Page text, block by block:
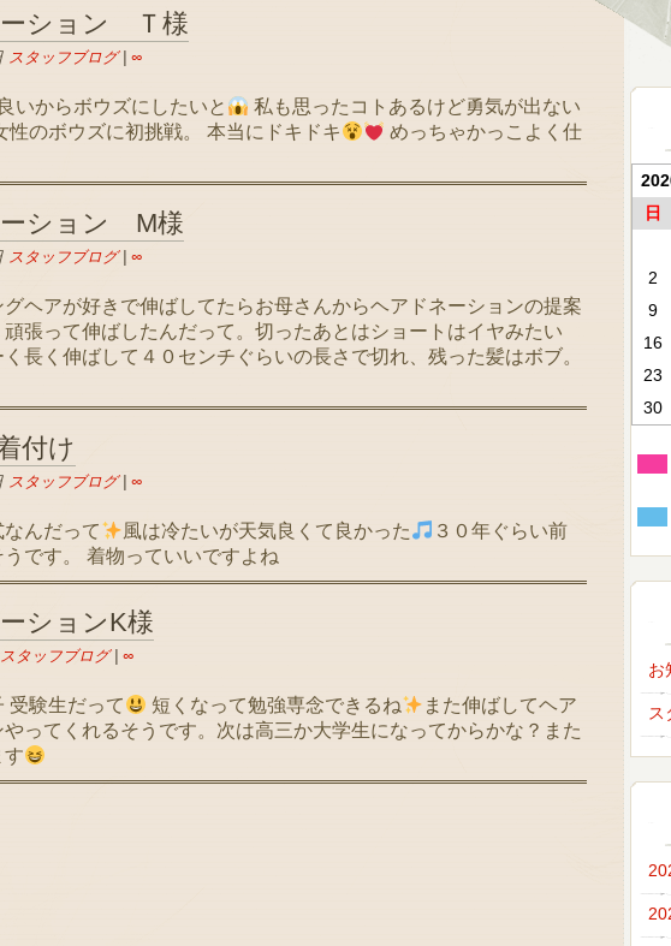
ション Ｔ様
スタッフブログ| ∞
いからボウズにしたいと
私も思ったコトあるけど勇気が出ない
性のボウズに初挑戦。 本当にドキドキ
めっちゃかっこよく仕
ション M様
スタッフブログ| ∞
ヘアが好きで伸ばしてたらお母さんからヘアドネーションの提案
頑張って伸ばしたんだって。切ったあとはショートはイヤみたい
長く伸ばして４０センチぐらいの長さで切れ、残った髪はボブ。
付け
スタッフブログ| ∞
んだって 風は冷たいが天気良くて良かった
３０年ぐらい前
です。 着物っていいですよね
ションK様
スタッフブログ| ∞
受験生だって 短くなって勉強専念できるね
また伸ばしてヘア
やってくれるそうです。次は高三か大学生になってからかな？また
す
日
2
9
16
23
30
お
ス